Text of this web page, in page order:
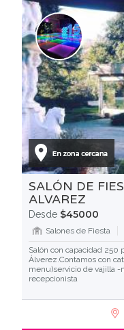
SALÓN DE
ALVAREZ
Desde $45000
Salones de Fiesta
Salón con capacidad 250
Álverez.Contamos con
menu)servicio de vajilla
recepcionista